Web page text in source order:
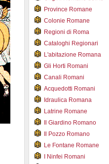
Province Romane
Colonie Romane
Regioni di Roma
Cataloghi Regionari
L'abitazione Romana
Gli Horti Romani
Canali Romani
Acquedotti Romani
Idraulica Romana
Latrine Romane
Il Giardino Romano
Il Pozzo Romano
Le Fontane Romane
I Ninfei Romani